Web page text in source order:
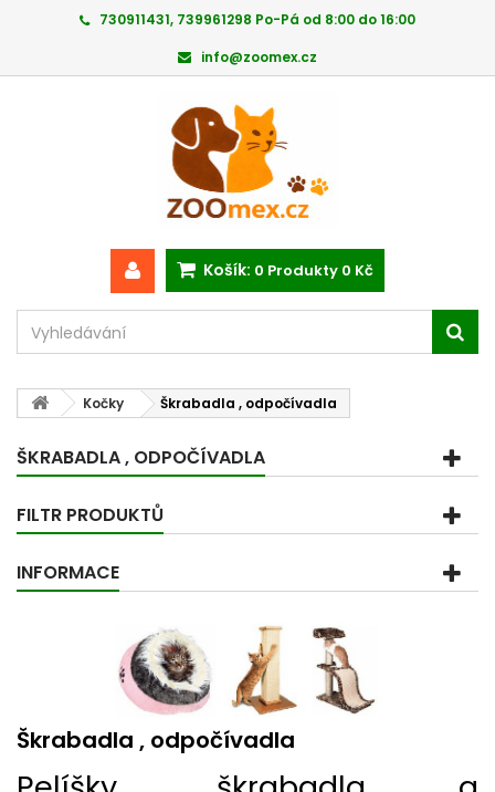
730911431, 739961298 Po-Pá od 8:00 do 16:00
info@zoomex.cz
Košík: 0 Produkty 0 Kč
Kočky Škrabadla , odpočívadla
ŠKRABADLA , ODPOČÍVADLA
FILTR PRODUKTŮ
INFORMACE
Škrabadla , odpočívadla